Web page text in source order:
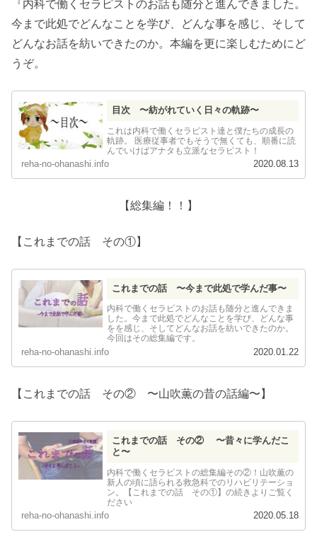
『内科で働くセラピストのお話も随分と進んできました。
今まで此処でどんなことを学び、どんな事を感じ、そして
どんなお話を紡いできたのか。本編を更に楽しむためにど
うぞ。
目次 〜紡がれていく日々の軌跡〜
これは内科で働くセラピスト達と僕たちの成長の
軌跡。 医療従事者でもそうで無くても、順番に読
んでいけばアナタも立派なセラピスト！
reha-no-ohanashi.info 2020.08.13
【総集編！！】
【これまでの話 その①】
これまでの話 〜今まで此処で学んだ事〜
内科で働くセラピストのお話も随分と進んできま
した。今まで此処でどんなことを学び、どんな事
をを感じ、そしてどんなお話を紡いできたのか。
今回はその総集編です。
reha-no-ohanashi.info 2020.01.22
【これまでの話 その② 〜山吹薫の昔の話編〜】
これまでの話 その② 〜昔々に学んだこ
と〜
内科で働くセラピストの総集編その②！山吹薫の
新人の頃に語られる救急科でのリハビリテーショ
ン。【これまでの話 その①】の続きよりご覧く
ださい
reha-no-ohanashi.info 2020.05.18